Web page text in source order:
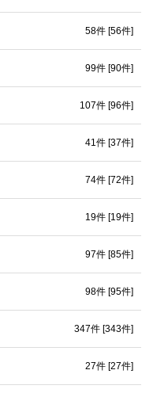
58件 [56件]
99件 [90件]
107件 [96件]
41件 [37件]
74件 [72件]
19件 [19件]
97件 [85件]
98件 [95件]
347件 [343件]
27件 [27件]